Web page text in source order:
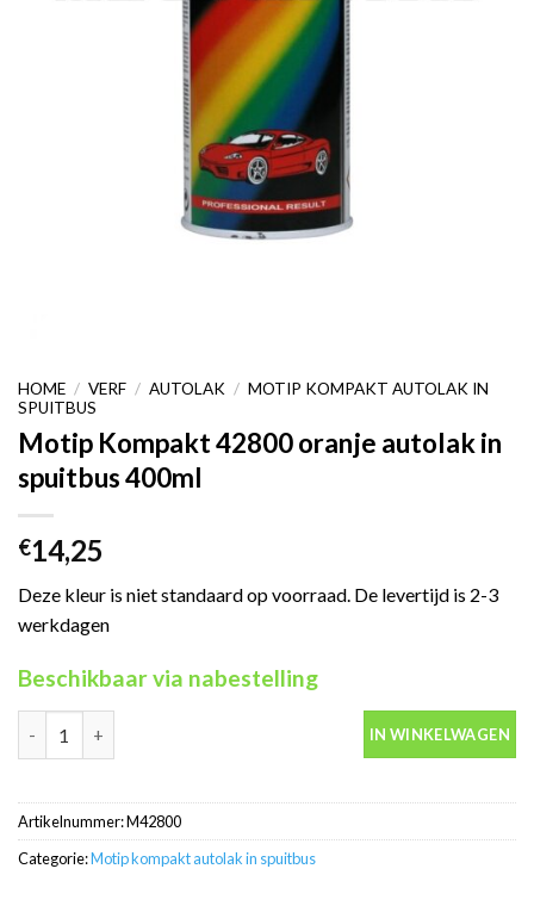
HOME / VERF / AUTOLAK / MOTIP KOMPAKT AUTOLAK IN
SPUITBUS
Motip Kompakt 42800 oranje autolak in
spuitbus 400ml
€14,25
Deze kleur is niet standaard op voorraad. De levertijd is 2-3
werkdagen
Beschikbaar via nabestelling
Motip Kompakt 42800 oranje autolak in spuitbus 400ml aantal
IN WINKELWAGEN
Artikelnummer:M42800
Categorie:Motip kompakt autolak in spuitbus